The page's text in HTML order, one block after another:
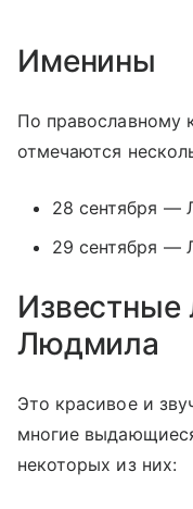
Именины
По
отмечаются
28 сентября —
29 сентября —
Людмила
Это красивое и
многие
некоторых из них: